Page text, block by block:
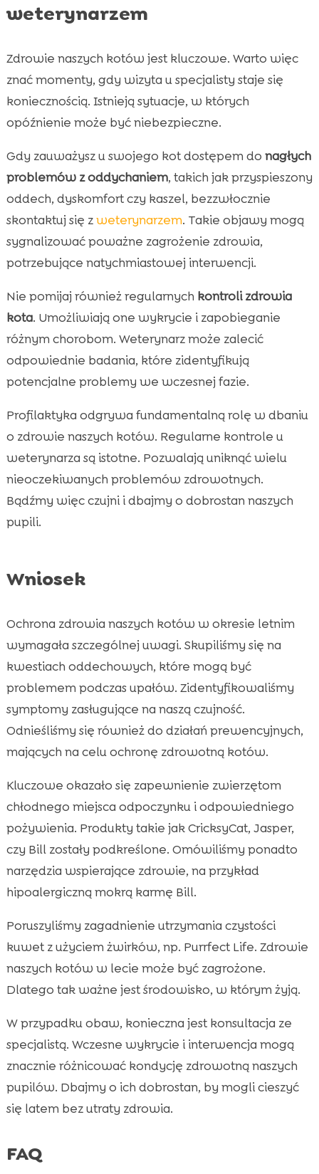
weterynarzem
Zdrowie naszych kotów jest kluczowe. Warto więc
znać momenty, gdy wizyta u specjalisty staje się
koniecznością. Istnieją sytuacje, w których
opóźnienie może być niebezpieczne.
Gdy zauważysz u swojego kot dostępem do nagłych
problemów z oddychaniem, takich jak przyspieszony
oddech, dyskomfort czy kaszel, bezzwłocznie
skontaktuj się zweterynarzem. Takie objawy mogą
sygnalizować poważne zagrożenie zdrowia,
potrzebujące natychmiastowej interwencji.
Nie pomijaj również regularnych kontroli zdrowia
kota. Umożliwiają one wykrycie i zapobieganie
różnym chorobom. Weterynarz może zalecić
odpowiednie badania, które zidentyfikują
potencjalne problemy we wczesnej fazie.
Profilaktyka odgrywa fundamentalną rolę w dbaniu
o zdrowie naszych kotów. Regularne kontrole u
weterynarza są istotne. Pozwalają uniknąć wielu
nieoczekiwanych problemów zdrowotnych.
Bądźmy więc czujni i dbajmy o dobrostan naszych
pupili.
Wniosek
Ochrona zdrowia naszych kotów w okresie letnim
wymagała szczególnej uwagi. Skupiliśmy się na
kwestiach oddechowych, które mogą być
problemem podczas upałów. Zidentyfikowaliśmy
symptomy zasługujące na naszą czujność.
Odnieśliśmy się również do działań prewencyjnych,
mających na celu ochronę zdrowotną kotów.
Kluczowe okazało się zapewnienie zwierzętom
chłodnego miejsca odpoczynku i odpowiedniego
pożywienia. Produkty takie jak CricksyCat, Jasper,
czy Bill zostały podkreślone. Omówiliśmy ponadto
narzędzia wspierające zdrowie, na przykład
hipoalergiczną mokrą karmę Bill.
Poruszyliśmy zagadnienie utrzymania czystości
kuwet z użyciem żwirków, np. Purrfect Life. Zdrowie
naszych kotów w lecie może być zagrożone.
Dlatego tak ważne jest środowisko, w którym żyją.
W przypadku obaw, konieczna jest konsultacja ze
specjalistą. Wczesne wykrycie i interwencja mogą
znacznie różnicować kondycję zdrowotną naszych
pupilów. Dbajmy o ich dobrostan, by mogli cieszyć
się latem bez utraty zdrowia.
FAQ